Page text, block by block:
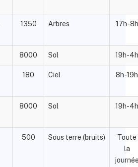
1350 Arbres 17h-8h
8000 Sol 19h-4h
180 Ciel 8h-19h
8000 Sol 19h-4h
500 Sous terre (bruits)
Toute
la